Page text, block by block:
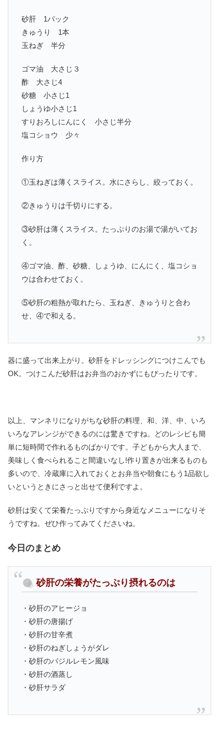
砂肝 1パック
きゅうり 1本
玉ねぎ 半分
ゴマ油 大さじ３
酢 大さじ4
砂糖 小さじ1
しょうゆ小さじ1
すりおろしにんにく 小さじ半分
塩コショウ 少々
作り方
①玉ねぎは薄くスライス。水にさらし、絞っておく。
②きゅうりは千切りにする。
③砂肝は薄くスライス。たっぷりのお湯で湯がいてお
く。
④ゴマ油、酢、砂糖、しょうゆ、にんにく、塩コショ
ウは合わせておく。
⑤砂肝の粗熱が取れたら、玉ねぎ、きゅうりと合わ
せ、④で和える。
器に盛って出来上がり。砂肝をドレッシングにつけこんでも
OK。つけこんだ砂肝はお弁当のおかずにもぴったりです。
以上、マンネリになりがちな砂肝の料理、和、洋、中、いろ
いろなアレンジができるのには驚きですね。どのレシピも簡
単に短時間で作れるものばかりです。子どもから大人まで、
美味しく食べられること間違いなし!作り置きが出来るものも
多いので、冷蔵庫に入れておくとお弁当や朝食にもう1品欲し
いというときにさっと出せて便利ですよ。
砂肝は安くて栄養たっぷりですから身近なメニューになりそ
うですね。ぜひ作ってみてくださいね。
今日のまとめ
砂肝の栄養がたっぷり摂れるのは
・砂肝のアヒージョ
・砂肝の唐揚げ
・砂肝の甘辛煮
・砂肝のねぎしょうがダレ
・砂肝のバジルレモン風味
・砂肝の酒蒸し
・砂肝サラダ